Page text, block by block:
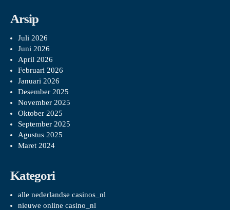
Arsip
Juli 2026
Juni 2026
April 2026
Februari 2026
Januari 2026
Desember 2025
November 2025
Oktober 2025
September 2025
Agustus 2025
Maret 2024
Kategori
alle nederlandse casinos_nl
nieuwe online casino_nl